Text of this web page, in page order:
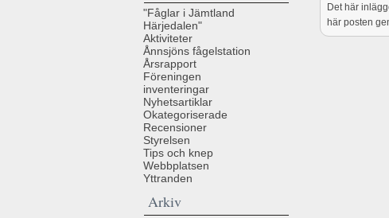
"Fåglar i Jämtland
Härjedalen"
Aktiviteter
Ånnsjöns fågelstation
Årsrapport
Föreningen
inventeringar
Nyhetsartiklar
Okategoriserade
Recensioner
Styrelsen
Tips och knep
Webbplatsen
Yttranden
Arkiv
Det här
här posten